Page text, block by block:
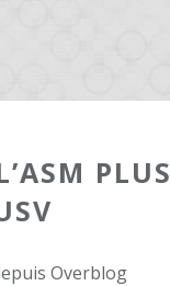
PLUS
Overblog